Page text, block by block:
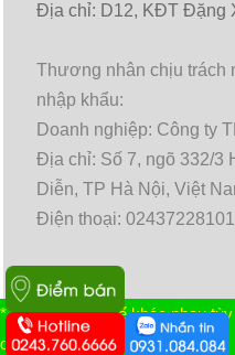
Địa chỉ: D12, KĐT Đặng
Thương nhân chịu trách
nhập khẩu:
Doanh nghiệp: Công ty
Địa chỉ: Số 7, ngõ 332/3
Diễn, TP Hà Nội, Việt
Điện thoại: 02437228101
Chính sách và quy định
* Tác dụng có thể khác nhau
dùng